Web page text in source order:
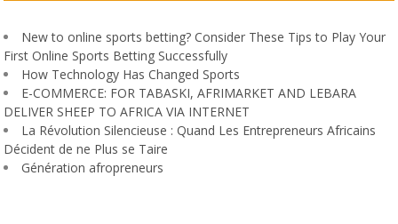
New to online sports betting? Consider These Tips to Play Your
First Online Sports Betting Successfully
How Technology Has Changed Sports
E-COMMERCE: FOR TABASKI, AFRIMARKET AND LEBARA
DELIVER SHEEP TO AFRICA VIA INTERNET
La Révolution Silencieuse : Quand Les Entrepreneurs Africains
Décident de ne Plus se Taire
Génération afropreneurs